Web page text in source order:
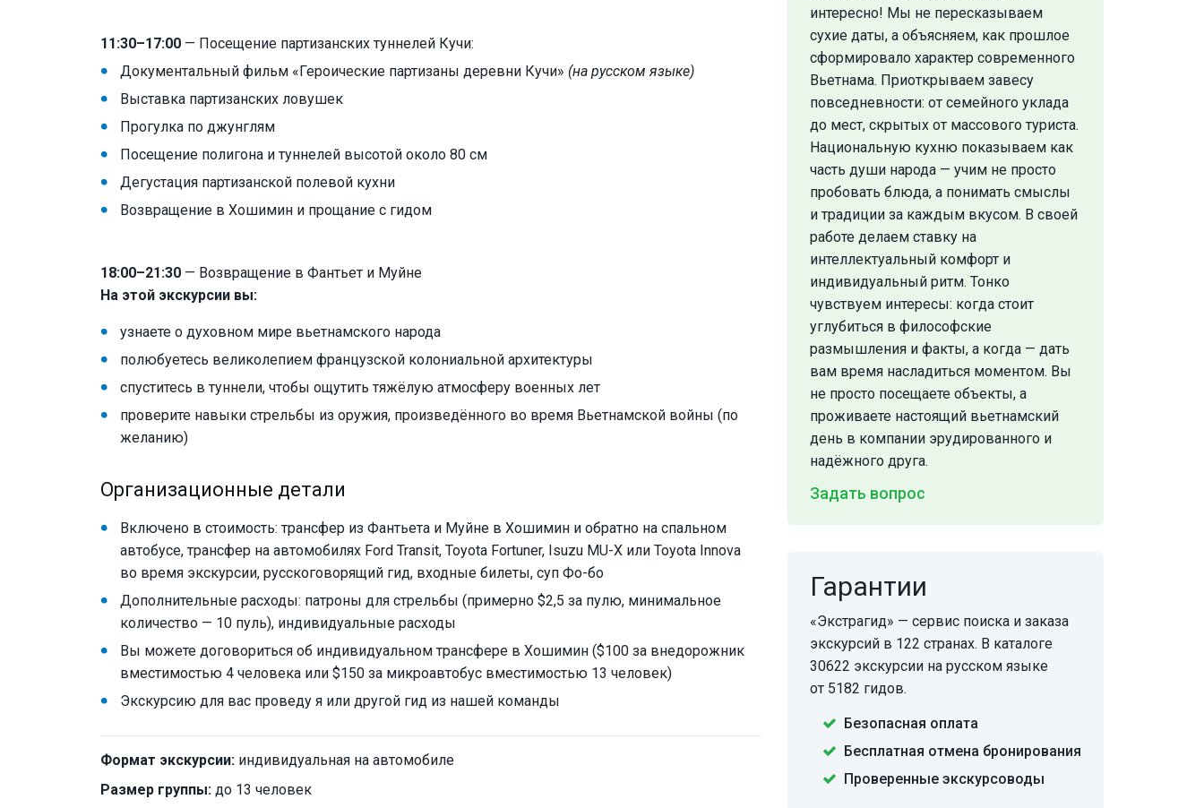
11:30–17:00 — Посещение партизанских туннелей Кучи:
Документальный фильм «Героические партизаны деревни Кучи» (на русском языке)
Выставка партизанских ловушек
Прогулка по джунглям
Посещение полигона и туннелей высотой около 80 см
Дегустация партизанской полевой кухни
Возвращение в Хошимин и прощание с гидом
18:00–21:30 — Возвращение в Фантьет и Муйне
На этой экскурсии вы:
узнаете о духовном мире вьетнамского народа
полюбуетесь великолепием французской колониальной архитектуры
спуститесь в туннели, чтобы ощутить тяжёлую атмосферу военных лет
проверите навыки стрельбы из оружия, произведённого во время Вьетнамской войны (по
желанию)
Организационные детали
Включено в стоимость: трансфер из Фантьета и Муйне в Хошимин и обратно на спальном
автобусе, трансфер на автомобилях Ford Transit, Toyota Fortuner, Isuzu MU-X или Toyota Innova
во время экскурсии, русскоговорящий гид, входные билеты, суп Фо-бо
Дополнительные расходы: патроны для стрельбы (примерно $2,5 за пулю, минимальное
количество — 10 пуль), индивидуальные расходы
Вы можете договориться об индивидуальном трансфере в Хошимин ($100 за внедорожник
вместимостью 4 человека или $150 за микроавтобус вместимостью 13 человек)
Экскурсию для вас проведу я или другой гид из нашей команды
Формат экскурсии: индивидуальная на автомобиле
Размер группы: до 13 человек
интересно! Мы не пересказываем
сухие даты, а объясняем, как прошлое
сформировало характер современного
Вьетнама. Приоткрываем завесу
повседневности: от семейного уклада
до мест, скрытых от массового туриста.
Национальную кухню показываем как
часть души народа — учим не просто
пробовать блюда, а понимать смыслы
и традиции за каждым вкусом. В своей
работе делаем ставку на
интеллектуальный комфорт и
индивидуальный ритм. Тонко
чувствуем интересы: когда стоит
углубиться в философские
размышления и факты, а когда — дать
вам время насладиться моментом. Вы
не просто посещаете объекты, а
проживаете настоящий вьетнамский
день в компании эрудированного и
надёжного друга.
Задать вопрос
Гарантии
«Экстрагид» — сервис поиска и заказа
экскурсий в 122 странах. В каталоге
30622 экскурсии на русском языке
от 5182 гидов.
Безопасная оплата
Бесплатная отмена бронирования
Проверенные экскурсоводы